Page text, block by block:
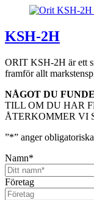
KSH-2H
ORIT KSH-2H är ett
framför allt
NÅGOT DU
TILL OM DU HAR
ÅTERKOMMER VI
”*” anger
Namn*
Företag